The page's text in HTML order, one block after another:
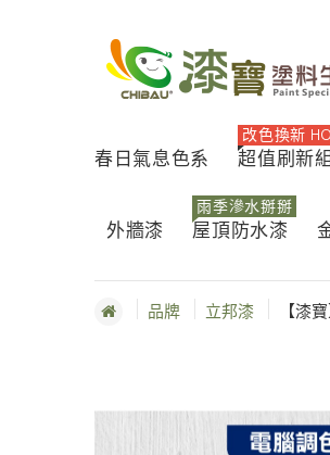
春日氣息色系 超值刷新組
改色換新
外牆漆 屋頂防水漆
雨季滲水掰掰
品牌 立邦漆 【漆